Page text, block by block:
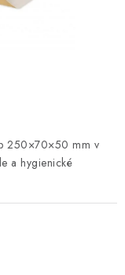
250×70×50 mm v
a hygienické